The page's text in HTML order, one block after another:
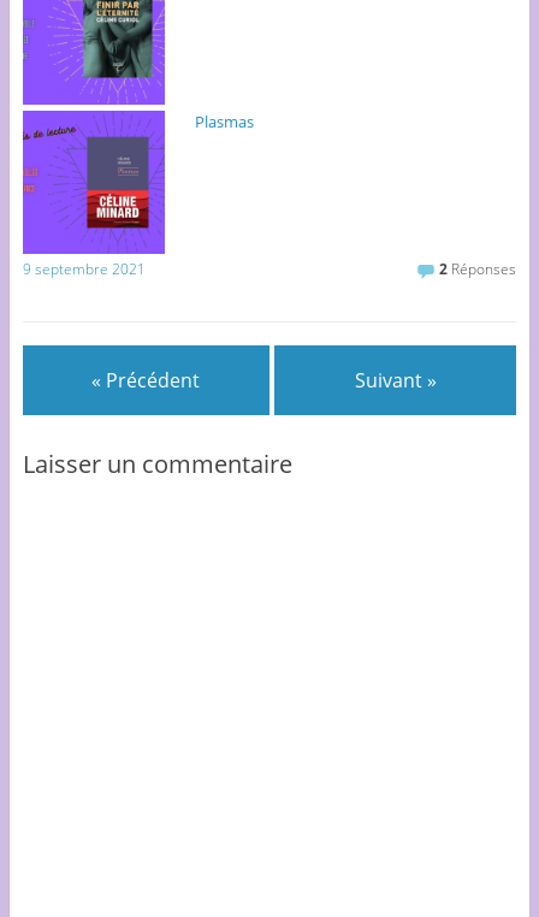
)
Plasmas
9 septembre 2021 2 Réponses
« Précédent Suivant »
Laisser un commentaire